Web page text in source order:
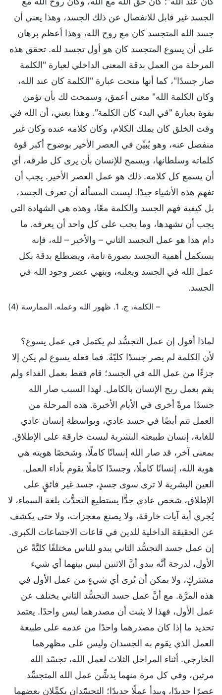
الجسد غير قابل للانفصال عن ذلك الجسد، وهذا يعني أن
جسد الله المتجسد كان مع روح الله، وهذا أعظم برهان
على أن يسوع المتجسد كان هو أول تجسد لله. تحقق هذه
المرحلة من العمل بدقة المعنى الداخلي لعبارة "الكلمة
صار جسدًا"، كما أنها منحت عبارة "الكلمة كان عند الله،
وكان الكلمة الله" معنى أعمق، وسمحت لك بأن تؤمن
بقوة بعبارة "في البدء كان الكلمة". وهذا يعني، أن الله في
وقت الخلق كان يملك الكلام، وكان كلامه عنده وكان غير
منفصل عنه، وهو يُبيِّن في العصر الأخير بوضوح أكبر قوة
كلماته وسلطانها، ويسمح للإنسان بأن يرى كل طرقه، أي
أن يسمع كل كلامه. ذلك هو عمل العصر الأخير. يجب أن
تفهم هذه الأشياء جيدًا. ليست المسألة أن تعرف الجسد،
بل كيفية فهم الجسد والكلمة معًا، وهذه هي الشهادة التي
يجب أن تشهدها، وما يجب على كل واحد أن يعرفه. ما
دام هذا هو عمل التجسد الثاني – والأخير – لله، فإنه
يستكمل أهمية التجسد بصورة تامة، ويضطلع بدقة بكل
عمل الله في الجسد ويعلنه، وينهي عصر وجود الله في
الجسد.
– الكلمة، ج. 1. ظهور الله وعمله. الممارسة (4)
لماذا أقول إن عمل التجسُّد لم يكتمل في عمل يسوع؟
لأن الكلمة لم يصر جسدًا كليّةً. فما فعله يسوع لم يكن إلا
جزءًا من عمل الله في الجسد؛ قام فقط بعمل الفداء ولم
يقم بعمل ربح الإنسان بالكامل. لهذا السبب صار الله
جسدًا مرةً أخرى في الأيام الأخيرة. هذه المرحلة من
العمل تتم أيضًا في جسد عادي، وبواسطة إنسان عادي
للغاية، إنسان طبيعته البشرية ليست خارقة على الإطلاق.
بمعنى آخر، قد صار الله إنسانًا كاملًا، وشخصًا هويته هي
هوية الله، إنسانًا كاملًا، وجسدًا كاملًا يقوم بأداء العمل.
العين البشرية لا ترى سوى جسدٍ، جسد غير فائقٍ على
الإطلاق، شخص عادي جدًّا يستطيع التحدُّث بلغة السماء، لا
يُجري أية آيات خارقة، ولا يصنع معجزات، ولا حتى يكشف
عن الحقيقة الداخلية للدين في قاعات الاجتماعات الكبرى.
إن عمل جسد التجسُّد الثاني يبدو للناس مختلفًا كليَّةً عن
الأول، لدرجة أنَّه يبدو أنَّ الاثنين ليس بينهما أي شيء
مشتركٍ، ولا يمكن أن يُرى أي شيءٍ من عمل الأول في
هذه المرَّة. مع أنَّ عمل جسد التجسُّد الثاني يختلف عن
عمل الأول، فهذا لا يثبت أن مصدرهما ليس واحدًا. يعتمد
تحديد ما إذا كان مصدرهما واحدًا من عدمه على طبيعة
العمل الذي يقوم به الجسدان وليس على مظهرهما
الخارجي. أثناء المراحل الثلاث لعمل الله، تجسّد الله
مرتين، وفي كل مرة منهما يدشِّن عمل الله المتجسِّد
عصرًا جديدًا، ويبدأ عملًا جديدًا؛ التجسّدان يكمِّلان بعضهما